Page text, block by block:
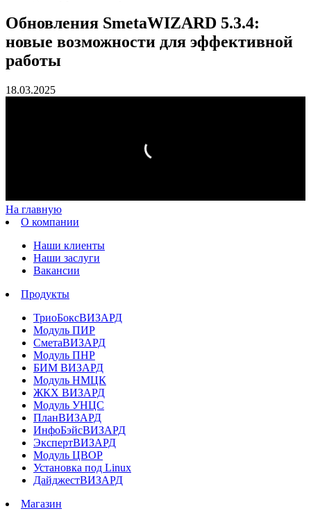
Обновления SmetaWIZARD 5.3.4:
новые возможности для эффективной
работы
18.03.2025
На главную
О компании
Наши клиенты
Наши заслуги
Вакансии
Продукты
ТриоБоксВИЗАРД
Модуль ПИР
СметаВИЗАРД
Модуль ПНР
БИМ ВИЗАРД
Модуль НМЦК
ЖКХ ВИЗАРД
Модуль УНЦС
ПланВИЗАРД
ИнфоБэйсВИЗАРД
ЭкспертВИЗАРД
Модуль ЦВОР
Установка под Linux
ДайджестВИЗАРД
Магазин